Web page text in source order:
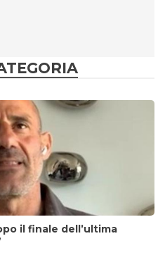
il finale dell’ultima